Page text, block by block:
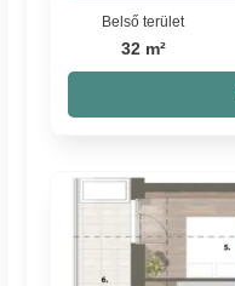
Belső terület
32 m²